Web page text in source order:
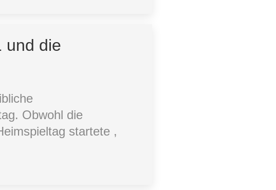
und die
Obwohl die
startete ,